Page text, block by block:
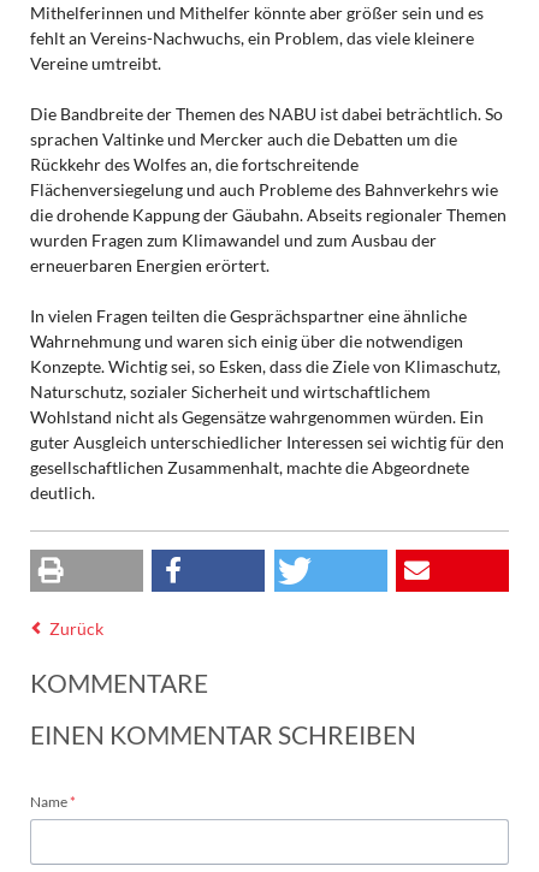
Mithelferinnen und Mithelfer könnte aber größer sein und es
fehlt an Vereins-Nachwuchs, ein Problem, das viele kleinere
Vereine umtreibt.
Die Bandbreite der Themen des NABU ist dabei beträchtlich. So
sprachen Valtinke und Mercker auch die Debatten um die
Rückkehr des Wolfes an, die fortschreitende
Flächenversiegelung und auch Probleme des Bahnverkehrs wie
die drohende Kappung der Gäubahn. Abseits regionaler Themen
wurden Fragen zum Klimawandel und zum Ausbau der
erneuerbaren Energien erörtert.
In vielen Fragen teilten die Gesprächspartner eine ähnliche
Wahrnehmung und waren sich einig über die notwendigen
Konzepte. Wichtig sei, so Esken, dass die Ziele von Klimaschutz,
Naturschutz, sozialer Sicherheit und wirtschaftlichem
Wohlstand nicht als Gegensätze wahrgenommen würden. Ein
guter Ausgleich unterschiedlicher Interessen sei wichtig für den
gesellschaftlichen Zusammenhalt, machte die Abgeordnete
deutlich.
Zurück
KOMMENTARE
EINEN KOMMENTAR SCHREIBEN
Pflichtfeld
Name*